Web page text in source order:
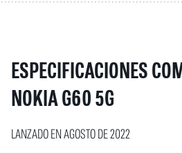
ESPECIFICACIONES
NOKIA G60 5G
LANZADO EN AGOSTO DE 2022